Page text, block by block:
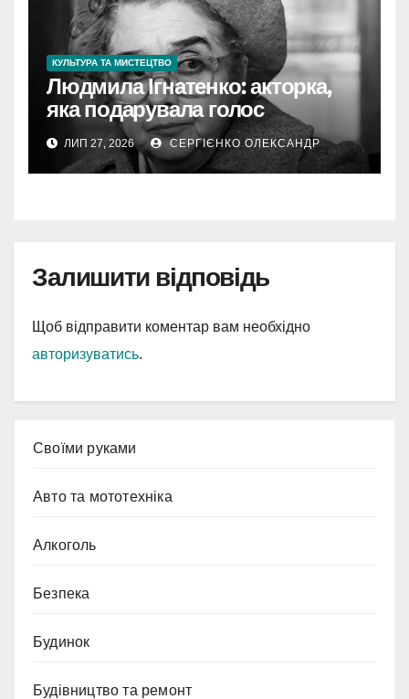
КУЛЬТУРА ТА МИСТЕЦТВО
Людмила Ігнатенко: акторка,
яка подарувала голос
дитинству і серце театру
ЛИП 27, 2026 СЕРГІЄНКО ОЛЕКСАНДР
Залишити відповідь
Щоб відправити коментар вам необхідно
авторизуватись.
Cвоїми руками
Авто та мототехніка
Алкоголь
Безпека
Будинок
Будівництво та ремонт